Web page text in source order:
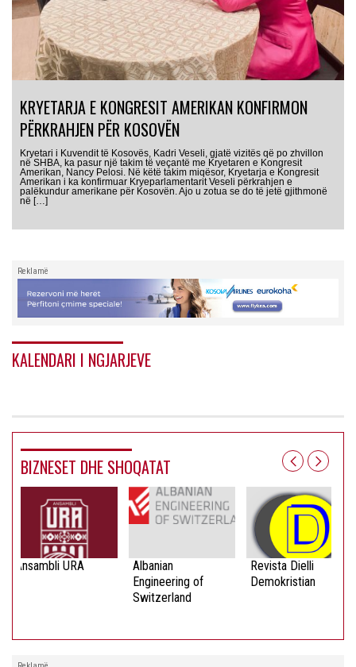
KRYETARJA E KONGRESIT AMERIKAN KONFIRMON
PËRKRAHJEN PËR KOSOVËN
Kryetari i Kuvendit të Kosovës, Kadri Veseli, gjatë vizitës që po zhvillon
në SHBA, ka pasur një takim të veçantë me Kryetaren e Kongresit
Amerikan, Nancy Pelosi. Në këtë takim miqësor, Kryetarja e Kongresit
Amerikan i ka konfirmuar Kryeparlamentarit Veseli përkrahjen e
palëkundur amerikane për Kosovën. Ajo u zotua se do të jetë gjithmonë
në […]
Reklamë
KALENDARI I NGJARJEVE
BIZNESET DHE SHOQATAT
Ansambli URA
Albanian
Engineering of
Switzerland
Revista Dielli
Demokristian